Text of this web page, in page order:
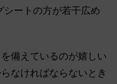
シートの方が若干広め
備えているのが嬉しい
なければならないとき